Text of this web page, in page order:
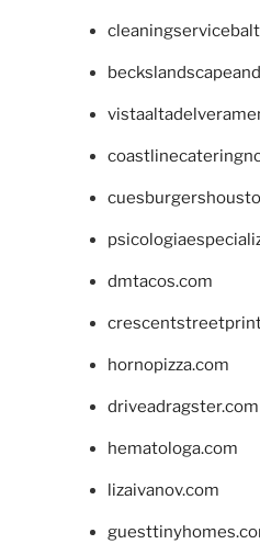
dmtacos.com
hornopizza.com
driveadragster.com
hematologa.com
lizaivanov.com